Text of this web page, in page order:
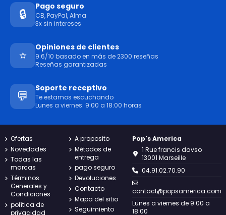
🔒
Pago seguro
CB, PayPal, Alma
3x sin intereses
⭐
Opiniones de clientes
9.6/10 basado en más de 2300 reseñas
Reseñas garantizadas
💬
Soporte receptivo
Te estamos escuchando
Lunes a viernes: 9:00 a 18:00 horas
Ofertas
Novedades
Todas las
marcas
Términos
Generales y
Condiciones
política de
privacidad
A proposito
Métodos de
entrega
pago seguro
Devoluciones
Contacto
Mapa del sitio
Seguimiento
Pop's America
1 Rue francis davso
13001 Marseille
04.91.02.70.90
contact@popsamerica.com
Lunes a viernes de 9:00 a
18:00